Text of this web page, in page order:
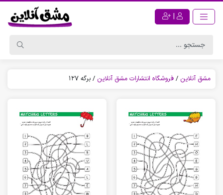
|
مشق آنلاین / فروشگاه انتشارات مشق آنلاین / برگه 127